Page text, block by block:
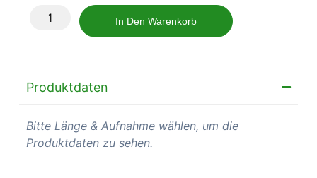
In Den Warenkorb
Produktdaten
Bitte Länge & Aufnahme wählen, um die
Produktdaten zu sehen.